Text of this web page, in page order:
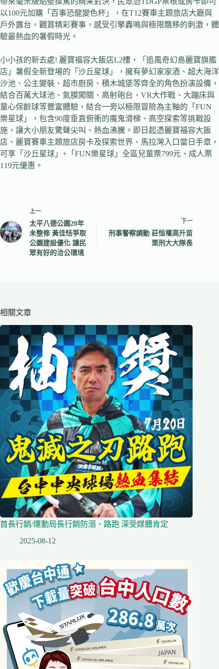
以100元加購「百事恐龍變色杯」，在T12賽車主題旅店大廳與
戶外露台，觀賞精彩賽事，感受引擎轟鳴與極限飄移的刺激，體
驗最熱血的暑假時光。
小小孩的新去處! 麗寶福容大飯店L2樓，「追風奇幻島麗寶旗艦
店」暑假全新登場的「沙丘星球」，擁有夢幻家家酒、超大海洋
沙池、公主變裝、超市廚房、積木城堡等齊全的角色扮演設備，
結合百萬大球池、氣膜闖關、高射砲台、VR大作戰、大蹦床與
童心保齡球等豐富體驗，結合一旁以極限冒險為主軸的「FUN
樂星球」，包含90度垂直俯衝的魔鬼滑梯、高空探索等挑戰設
施，讓大小朋友驚聲尖叫、熱血沸騰。即日起憑麗寶福容大飯
店、麗寶賽車主題旅店房卡及探索世界、馬拉灣入口當日手章，
可享「沙丘星球」+「FUN樂星球」全區兒童票799元、成人票
119元優惠。
上一
太平八德公園20年
未整修 黃佳恬爭取
公園建設優化 讓民
眾有好的洽公環境
下一
刑事警察調動 莊恒權高升苗
栗刑大大隊長
相關文章
首長行銷/運動局長行銷防溺、路跑 深受媒體肯定
2025-08-12